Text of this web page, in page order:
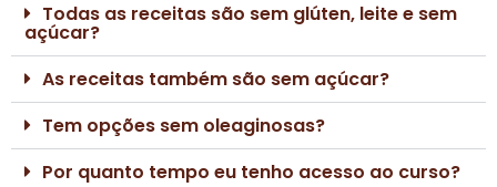
Todas as receitas são sem glúten, leite e sem
açúcar?
As receitas também são sem açúcar?
Tem opções sem oleaginosas?
Por quanto tempo eu tenho acesso ao curso?